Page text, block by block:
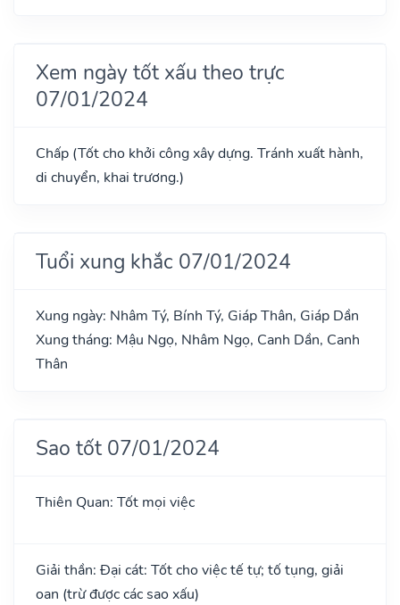
Xem ngày tốt xấu theo trực
07/01/2024
Chấp (Tốt cho khởi công xây dựng. Tránh xuất hành,
di chuyển, khai trương.)
Tuổi xung khắc 07/01/2024
Xung ngày: Nhâm Tý, Bính Tý, Giáp Thân, Giáp Dần
Xung tháng: Mậu Ngọ, Nhâm Ngọ, Canh Dần, Canh
Thân
Sao tốt 07/01/2024
Thiên Quan: Tốt mọi việc
Giải thần: Đại cát: Tốt cho việc tế tự; tố tụng, giải
oan (trừ được các sao xấu)